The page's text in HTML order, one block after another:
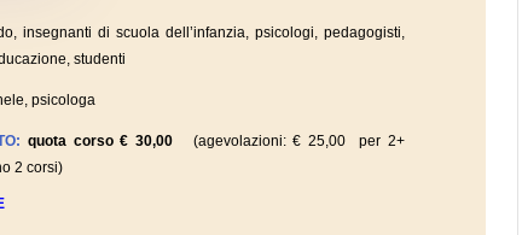
insegnanti di scuola dell’infanzia, psicologi, pedagogisti,
studenti
psicologa
quota corso € 30,00 (agevolazioni: € 25,00 per 2+
2 corsi)